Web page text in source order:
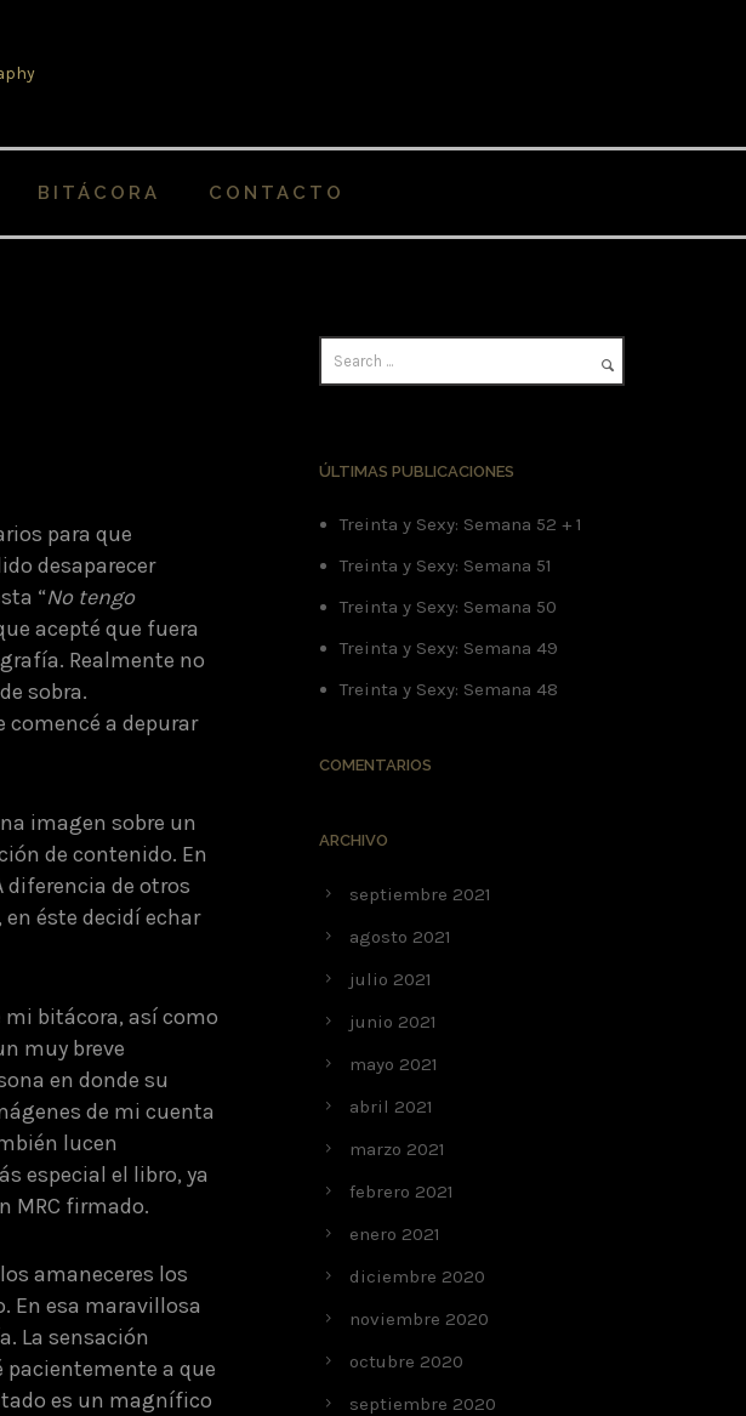
BITÁCORA CONTACTO
para que
desaparecer
“No tengo
acepté que fuera
Realmente no
sobra.
a depurar
imagen sobre un
de contenido. En
de otros
éste decidí echar
mi bitácora, así como
muy breve
en donde su
de mi cuenta
lucen
especial el libro, ya
MRC firmado.
amaneceres los
En esa maravillosa
La sensación
pacientemente a que
es un magnífico
ÚLTIMAS PUBLICACIONES
Treinta y Sexy: Semana 52 + 1
Treinta y Sexy: Semana 51
Treinta y Sexy: Semana 50
Treinta y Sexy: Semana 49
Treinta y Sexy: Semana 48
COMENTARIOS
ARCHIVO
septiembre 2021
agosto 2021
julio 2021
junio 2021
mayo 2021
abril 2021
marzo 2021
febrero 2021
enero 2021
diciembre 2020
noviembre 2020
octubre 2020
septiembre 2020